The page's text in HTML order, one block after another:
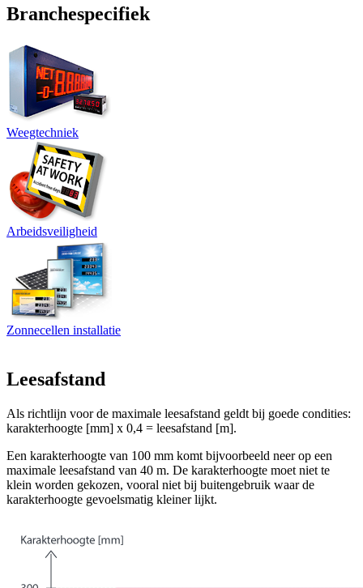
Branchespecifiek
Weegtechniek
Arbeidsveiligheid
Zonnecellen installatie
Leesafstand
Als richtlijn voor de maximale leesafstand geldt bij goede condities:
karakterhoogte [mm] x 0,4 = leesafstand [m].
Een karakterhoogte van 100 mm komt bijvoorbeeld neer op een
maximale leesafstand van 40 m. De karakterhoogte moet niet te
klein worden gekozen, vooral niet bij buitengebruik waar de
karakterhoogte gevoelsmatig kleiner lijkt.